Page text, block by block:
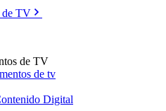
de TV
de TV
de tv
Digital